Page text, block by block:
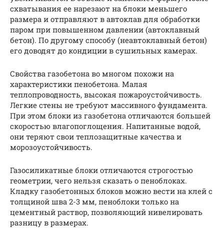
схватывания ее нарезают на блоки меньшего
размера и отправляют в автоклав для обработки
паром при повышенном давлении (автоклавный
бетон). По другому способу (неавтоклавный бетон)
его доводят до кондиции в сушильных камерах.
Свойства газобетона во многом похожи на
характеристики пенобетона. Малая
теплопроводность, высокая пожароустойчивость.
Легкие стены не требуют массивного фундамента.
При этом блоки из газобетона отличаются большей
скоростью влагопоглощения. Напитанные водой,
они теряют свои теплозащитные качества и
морозоустойчивость.
Газосиликатные блоки отличаются строгостью
геометрии, чего нельзя сказать о пеноблоках.
Кладку газобетонных блоков можно вести на клей с
толщиной шва 2-3 мм, пеноблоки только на
цементный раствор, позволяющий нивелировать
разницу в размерах.